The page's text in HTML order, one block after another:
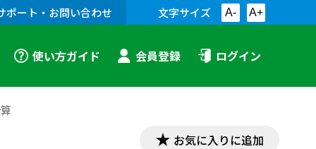
ポート・お問い合わせ 文字サイズ A- A+
使い方ガイド 会員登録 ログイン
お気に入りに追加